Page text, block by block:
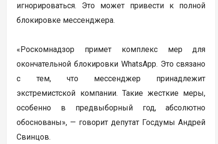
игнорироваться. Это может привести к полной
блокировке мессенджера.
«Роскомнадзор примет комплекс мер для
окончательной блокировки WhatsApp. Это связано
с тем, что мессенджер принадлежит
экстремистской компании. Такие жесткие меры,
особенно в предвыборный год, абсолютно
обоснованы», — говорит депутат Госдумы Андрей
Свинцов.